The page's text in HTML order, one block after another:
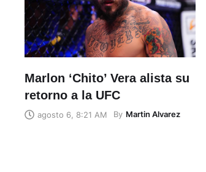
Marlon ‘Chito’ Vera alista su
retorno a la UFC
agosto 6, 8:21 AM By Martin Alvarez